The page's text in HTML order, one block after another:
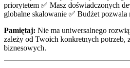
priorytetem ✅ Masz doświadczonych
globalne skalowanie ✅ Budżet pozwala
Pamiętaj: Nie ma uniwersalnego
zależy od Twoich konkretnych potrzeb,
biznesowych.